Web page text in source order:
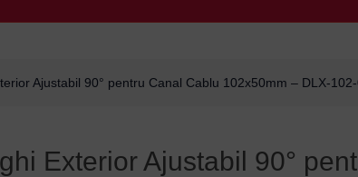
Ajustabil 90° pentru Canal Cablu 102x50mm – DLX-
Exterior Ajustabil 90°